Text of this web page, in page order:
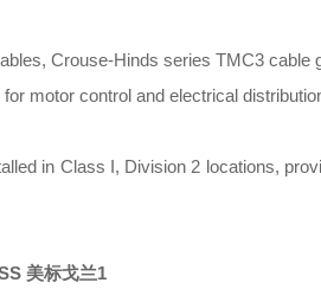
Crouse-Hinds series TMC3 cable
motor control and electrical
in Class I, Division 2 locations,